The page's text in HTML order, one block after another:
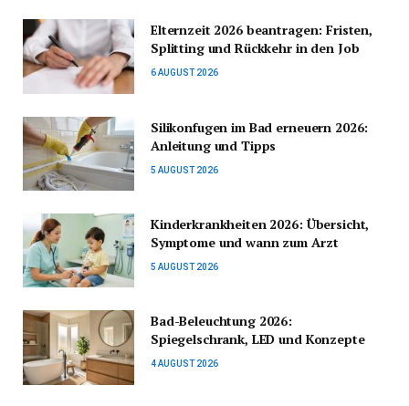
Elternzeit 2026 beantragen: Fristen,
Splitting und Rückkehr in den Job
6 AUGUST 2026
Silikonfugen im Bad erneuern 2026:
Anleitung und Tipps
5 AUGUST 2026
Kinderkrankheiten 2026: Übersicht,
Symptome und wann zum Arzt
5 AUGUST 2026
Bad-Beleuchtung 2026:
Spiegelschrank, LED und Konzepte
4 AUGUST 2026